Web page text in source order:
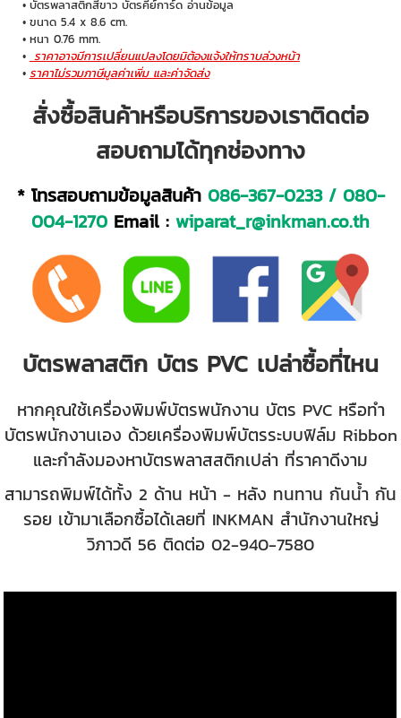
บัตรพลาสติกสีขาว บัตรคีย์การ์ด อ่านข้อมูล
ขนาด 5.4 x 8.6 cm.
หนา 0.76 mm.
ราคาอาจมีการเปลี่ยนแปลงโดยมิต้องแจ้งให้ทราบล่วงหน้า
ราคาไม่รวมภาษีมูลค่าเพิ่ม และค่าจัดส่ง
สั่งซื้อสินค้าหรือบริการของเราติดต่อ
สอบถามได้ทุกช่องทาง
* โทรสอบถามข้อมูลสินค้า 086-367-0233/ 080-
004-1270 Email : wiparat_r@inkman.co.th
บัตรพลาสติก บัตร PVC เปล่าซื้อที่ไหน
หากคุณใช้เครื่องพิมพ์บัตรพนักงาน บัตร PVC หรือทำ
บัตรพนักงานเอง ด้วยเครื่องพิมพ์บัตรระบบฟิล์ม Ribbon
และกำลังมองหาบัตรพลาสสติกเปล่า ที่ราคาดีงาม
สามารถพิมพ์ได้ทั้ง 2 ด้าน หน้า - หลัง ทนทาน กันน้ำ กัน
รอย เข้ามาเลือกซื้อได้เลยที่ INKMAN สำนักงานใหญ่
วิภาวดี 56 ติดต่อ 02-940-7580